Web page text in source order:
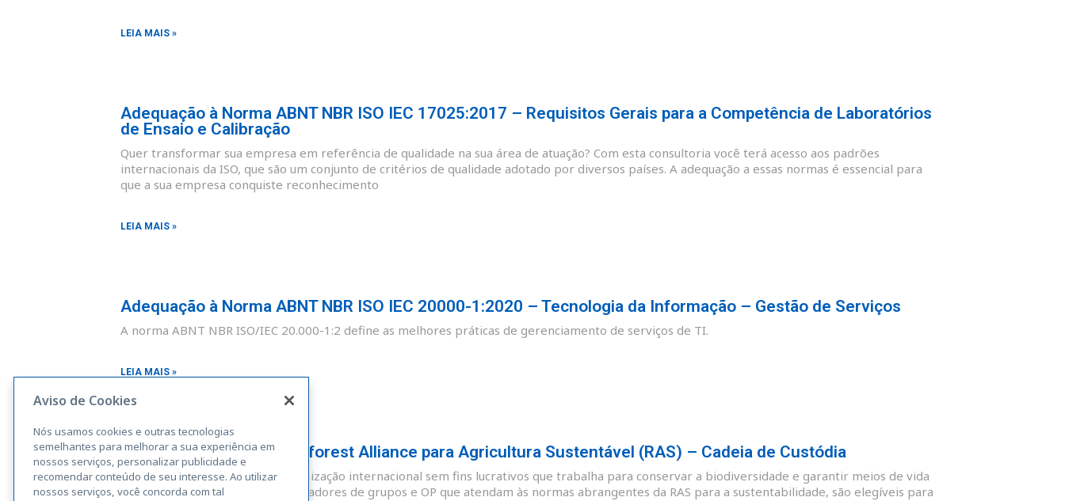
LEIA MAIS »
Adequação à Norma ABNT NBR ISO IEC 17025:2017 – Requisitos Gerais para a Competência de Laboratórios
de Ensaio e Calibração
Quer transformar sua empresa em referência de qualidade na sua área de atuação? Com esta consultoria você terá acesso aos padrões
internacionais da ISO, que são um conjunto de critérios de qualidade adotado por diversos países. A adequação a essas normas é essencial para
que a sua empresa conquiste reconhecimento
LEIA MAIS »
Adequação à Norma ABNT NBR ISO IEC 20000-1:2020 – Tecnologia da Informação – Gestão de Serviços
A norma ABNT NBR ISO/IEC 20.000-1:2 define as melhores práticas de gerenciamento de serviços de TI.
LEIA MAIS »
Adequação à Norma Rainforest Alliance para Agricultura Sustentável (RAS) – Cadeia de Custódia
A Rainforest Alliance é uma organização internacional sem fins lucrativos que trabalha para conservar a biodiversidade e garantir meios de vida
sustentáveis. Fazendas, administradores de grupos e OP que atendam às normas abrangentes da RAS para a sustentabilidade, são elegíveis para
Aviso de Cookies
Nós usamos cookies e outras tecnologias
semelhantes para melhorar a sua experiência em
nossos serviços, personalizar publicidade e
recomendar conteúdo de seu interesse. Ao utilizar
nossos serviços, você concorda com tal